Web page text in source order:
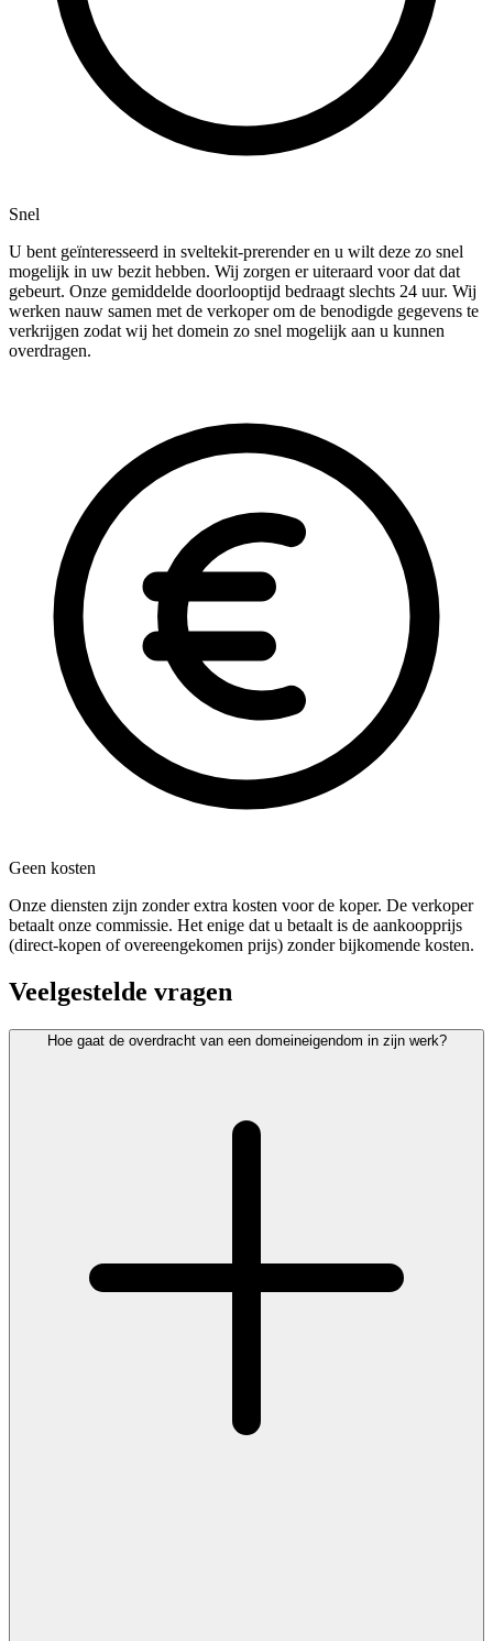
Snel
U bent geïnteresseerd in sveltekit-prerender en u wilt deze zo snel
mogelijk in uw bezit hebben. Wij zorgen er uiteraard voor dat dat
gebeurt. Onze gemiddelde doorlooptijd bedraagt slechts 24 uur. Wij
werken nauw samen met de verkoper om de benodigde gegevens te
verkrijgen zodat wij het domein zo snel mogelijk aan u kunnen
overdragen.
Geen kosten
Onze diensten zijn zonder extra kosten voor de koper. De verkoper
betaalt onze commissie. Het enige dat u betaalt is de aankoopprijs
(direct-kopen of overeengekomen prijs) zonder bijkomende kosten.
Veelgestelde vragen
Hoe gaat de overdracht van een domeineigendom in zijn werk?